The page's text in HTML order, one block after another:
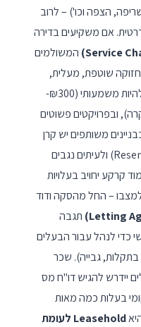
הצפה וכו') – לרוב
סטנדרטית. אם משקיעים בדירה
המשולמים
שוטפת, מעלית,
ניקיון, גינון וכד' – בלונדון זה יכול להיות משמעותי (₪300-
ובפרויקטים פשוטים
כן, בבניינים משותפים יש קרן
לחידוש רכיבים גדולים (Reserve Fund) ולעיתים נגבים
קרקע יחויב בעלויות
– החל מהסקה ודוד
תגבה
כדי לנהל עבור הבעלים
גבייה). שכר
יידרש להגיש דו"ח מס
בעלות כמה מאות
Leasehold לעומת